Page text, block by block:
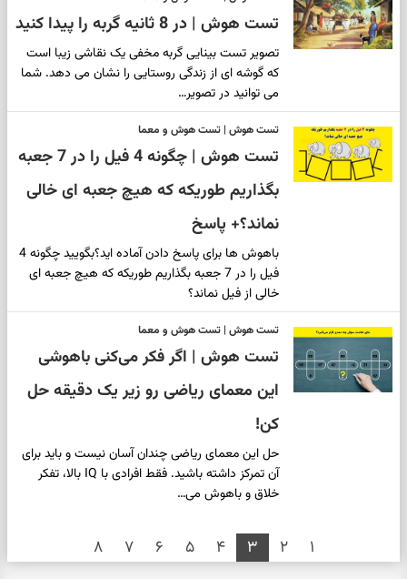
تست هوش | در 8 ثانیه گربه را پیدا کنید
تصویر تست بینایی گربه مخفی یک نقاشی زیبا است
که گوشه ای از زندگی روستایی را نشان می دهد. شما
می توانید در تصویر…
تست هوش | تست هوش و معما
تست هوش | چگونه 4 فیل را در 7 جعبه
بگذاریم طوریکه که هیچ جعبه ای خالی
نماند؟+ پاسخ
باهوش ها برای پاسخ دادن آماده اید؟بگویید چگونه 4
فیل را در 7 جعبه بگذاریم طوریکه که هیچ جعبه ای
خالی از فیل نماند؟
تست هوش | تست هوش و معما
تست هوش | اگر فکر می‌کنی باهوشی
این معمای ریاضی رو زیر یک دقیقه حل
کن!
حل این معمای ریاضی چندان آسان نیست و باید برای
آن تمرکز داشته باشید. فقط افرادی با IQ بالا، تفکر
خلاق و باهوش می…
۱ ۲ ۳ ۴ ۵ ۶ ۷ ۸